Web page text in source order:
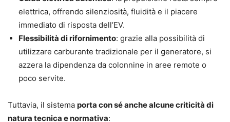
elettrica, offrendo silenziosità, fluidità e il piacere
immediato di risposta dell’EV.
Flessibilità di rifornimento: grazie alla possibilità di
utilizzare carburante tradizionale per il generatore, si
azzera la dipendenza da colonnine in aree remote o
poco servite.
Tuttavia, il sistema porta con sé anche alcune criticità di
natura tecnica e normativa: